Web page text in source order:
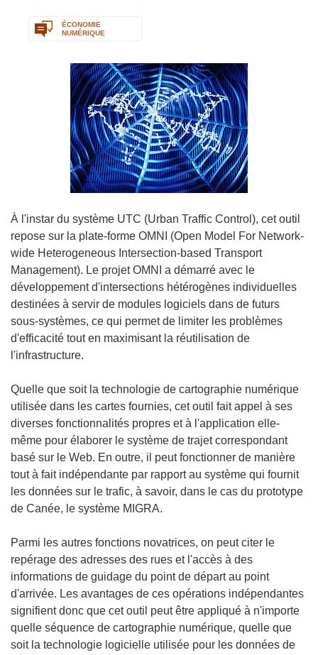
ÉCONOMIE
NUMÉRIQUE
À l'instar du système UTC (Urban Traffic Control), cet outil
repose sur la plate-forme OMNI (Open Model For Network-
wide Heterogeneous Intersection-based Transport
Management). Le projet OMNI a démarré avec le
développement d'intersections hétérogènes individuelles
destinées à servir de modules logiciels dans de futurs
sous-systèmes, ce qui permet de limiter les problèmes
d'efficacité tout en maximisant la réutilisation de
l'infrastructure.
Quelle que soit la technologie de cartographie numérique
utilisée dans les cartes fournies, cet outil fait appel à ses
diverses fonctionnalités propres et à l'application elle-
même pour élaborer le système de trajet correspondant
basé sur le Web. En outre, il peut fonctionner de manière
tout à fait indépendante par rapport au système qui fournit
les données sur le trafic, à savoir, dans le cas du prototype
de Canée, le système MIGRA.
Parmi les autres fonctions novatrices, on peut citer le
repérage des adresses des rues et l'accès à des
informations de guidage du point de départ au point
d'arrivée. Les avantages de ces opérations indépendantes
signifient donc que cet outil peut être appliqué à n'importe
quelle séquence de cartographie numérique, quelle que
soit la technologie logicielle utilisée pour les données de